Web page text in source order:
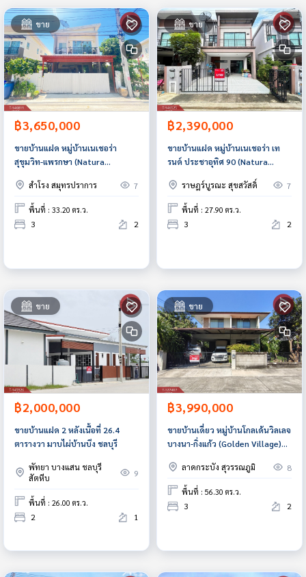
ขาย
฿3,650,000
ขายบ้านแฝด หมู่บ้านเนเชอร่า
สุขุมวิท-แพรกษา (Natura
สำโรง สมุทรปราการ
7
พื้นที่ : 33.20 ตร.ว.
3 2
ขาย
฿2,390,000
ขายบ้านแฝด หมู่บ้านเนเชอร่า เท
รนด์ ประชาอุทิศ 90 (Natura
สมุทรปราการ
ราษฎร์บูรณะ สุขสวัสดิ์ 7
พื้นที่ : 27.90 ตร.ว.
3 2
ขาย
฿2,000,000
ขายบ้านแฝด 2 หลังเนื้อที่ 26.4
ตารางวา มาบไผ่บ้านบึง ชลบุรี
พัทยา บางแสน ชลบุรี
สัตหีบ
9
พื้นที่ : 26.00 ตร.ว.
2 1
ขาย
฿3,990,000
ขายบ้านเดี่ยว หมู่บ้านโกลเด้นวิลเลจ
บางนา-กิ่งแก้ว (Golden Village)
ลาดกระบัง สุวรรณภูมิ
8
พื้นที่ : 56.30 ตร.ว.
3 2